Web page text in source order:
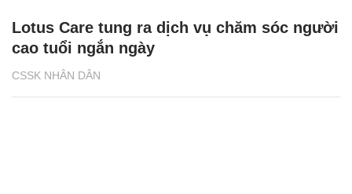
CSSK NHÂN DÂN
Lotus Care tung ra dịch vụ chăm sóc người
cao tuổi ngắn ngày